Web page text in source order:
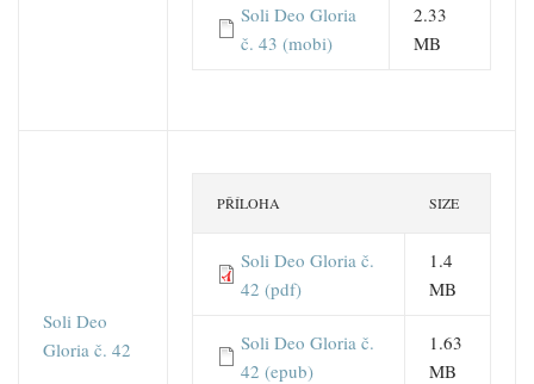
Soli Deo Gloria
č. 43 (mobi)
2.33
MB
Soli Deo
Gloria č. 42
PŘÍLOHA SIZE
Soli Deo Gloria č.
42 (pdf)
1.4
MB
Soli Deo Gloria č.
42 (epub)
1.63
MB